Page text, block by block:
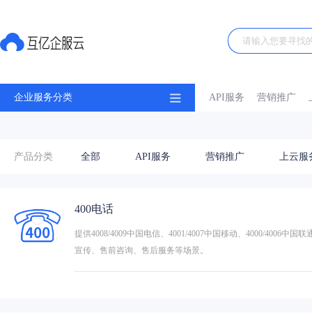
企业服务分类 API服务 营销推广
产品分类 全部 API服务 营销推广 上云服
400电话
提供4008/4009中国电信、4001/4007中国移动、4000/4006中国
宣传、售前咨询、售后服务等场景。